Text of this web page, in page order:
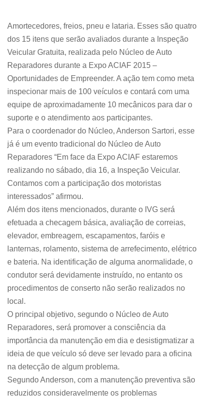
Amortecedores, freios, pneu e lataria. Esses são quatro
dos 15 itens que serão avaliados durante a Inspeção
Veicular Gratuita, realizada pelo Núcleo de Auto
Reparadores durante a Expo ACIAF 2015 –
Oportunidades de Empreender. A ação tem como meta
inspecionar mais de 100 veículos e contará com uma
equipe de aproximadamente 10 mecânicos para dar o
suporte e o atendimento aos participantes.
Para o coordenador do Núcleo, Anderson Sartori, esse
já é um evento tradicional do Núcleo de Auto
Reparadores “Em face da Expo ACIAF estaremos
realizando no sábado, dia 16, a Inspeção Veicular.
Contamos com a participação dos motoristas
interessados” afirmou.
Além dos itens mencionados, durante o IVG será
efetuada a checagem básica, avaliação de correias,
elevador, embreagem, escapamentos, faróis e
lanternas, rolamento, sistema de arrefecimento, elétrico
e bateria. Na identificação de alguma anormalidade, o
condutor será devidamente instruído, no entanto os
procedimentos de conserto não serão realizados no
local.
O principal objetivo, segundo o Núcleo de Auto
Reparadores, será promover a consciência da
importância da manutenção em dia e desistigmatizar a
ideia de que veículo só deve ser levado para a oficina
na detecção de algum problema.
Segundo Anderson, com a manutenção preventiva são
reduzidos consideravelmente os problemas